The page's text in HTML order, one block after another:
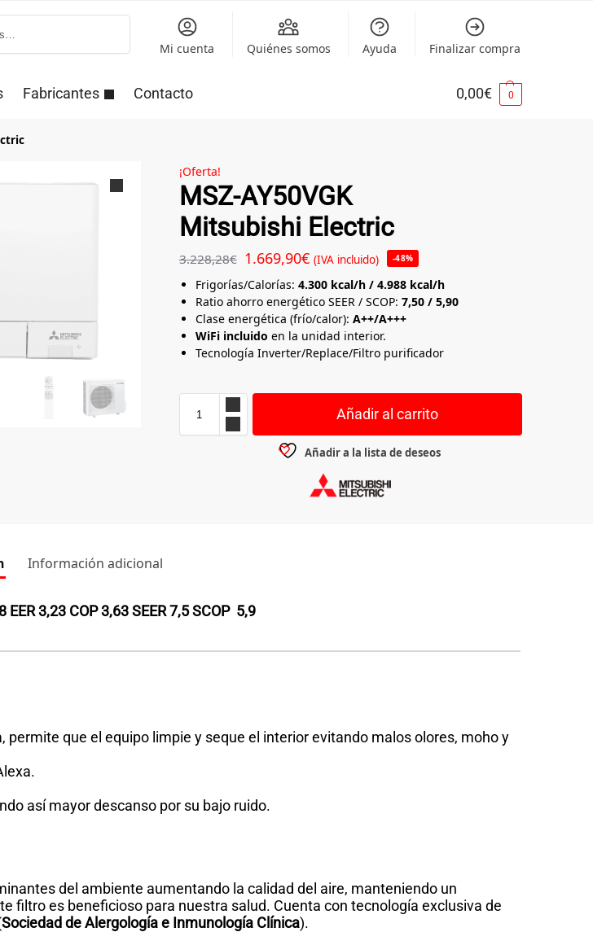
Mi cuenta Quiénes somos Ayuda Finalizar compra
Fabricantes Contacto 0,00€ 0
¡Oferta!
MSZ-AY50VGK
Mitsubishi Electric
3.228,28€ 1.669,90€ (IVA incluido) -48%
Frigorías/Calorías: 4.300 kcal/h / 4.988kcal/h
Ratio ahorro energético SEER / SCOP: 7,50 / 5,90
Clase energética (frío/calor): A++/A+++
WiFi incluido en la unidad interior.
Tecnología Inverter/Replace/Filtro purificador
Añadir al carrito
Añadir a la lista de deseos
Información adicional
3,23 COP 3,63 SEER 7,5 SCOP 5,9
que el equipo limpie y seque el interior evitando malos olores, moho y
así mayor descanso por su bajo ruido.
del ambiente aumentando la calidad del aire, manteniendo un
filtro es beneficioso para nuestra salud. Cuenta con tecnología exclusiva de
Sociedad de Alergología e Inmunología Clínica).